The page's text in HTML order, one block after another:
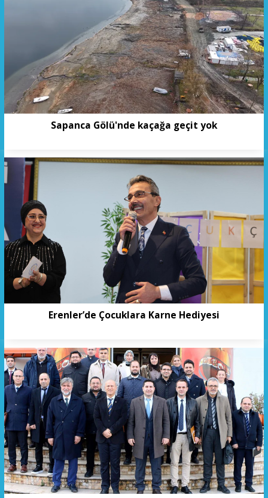
Sapanca Gölü'nde kaçağa geçit yok
Erenler’de Çocuklara Karne Hediyesi